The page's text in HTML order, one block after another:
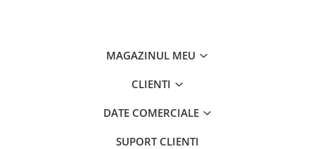
MAGAZINUL MEU
CLIENTI
DATE COMERCIALE
SUPORT CLIENTI